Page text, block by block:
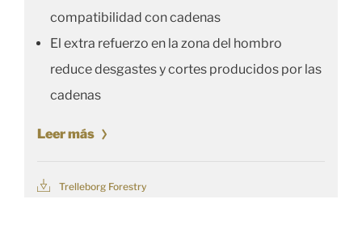
compatibilidad con cadenas
El extra refuerzo en la zona del hombro
reduce desgastes y cortes producidos por las
cadenas
Leer más
Trelleborg Forestry